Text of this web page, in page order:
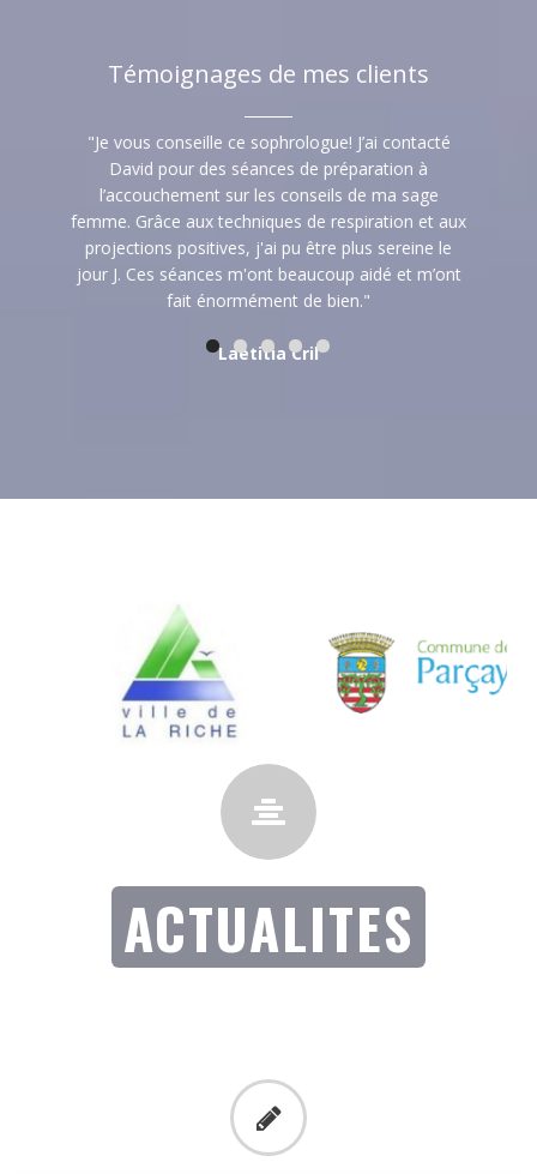
Témoignages de mes clients
"Je vous conseille ce sophrologue! J’ai contacté
David pour des séances de préparation à
l’accouchement sur les conseils de ma sage
femme. Grâce aux techniques de respiration et aux
projections positives, j'ai pu être plus sereine le
jour J. Ces séances m'ont beaucoup aidé et m’ont
fait énormément de bien."
Laetitia Cril
ACTUALITES